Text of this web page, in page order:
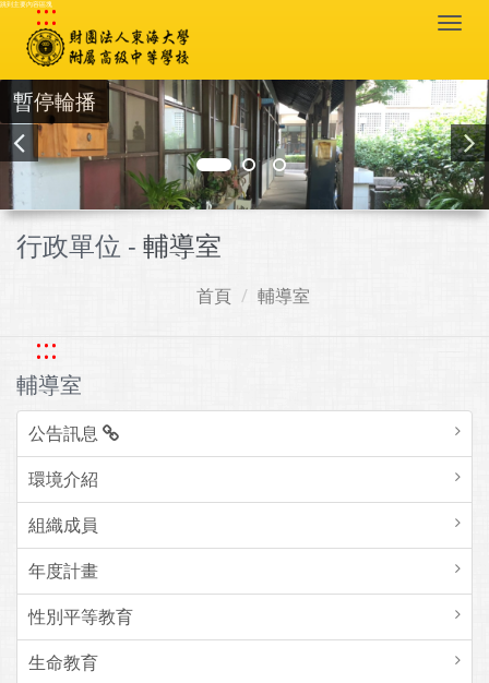
跳到主要內容區塊
:::
暫停輪播
行政單位 - 輔導室
首頁 輔導室
:::
輔導室
公告訊息
環境介紹
組織成員
年度計畫
性別平等教育
生命教育